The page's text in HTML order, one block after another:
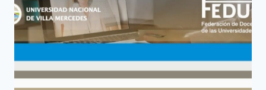
R»